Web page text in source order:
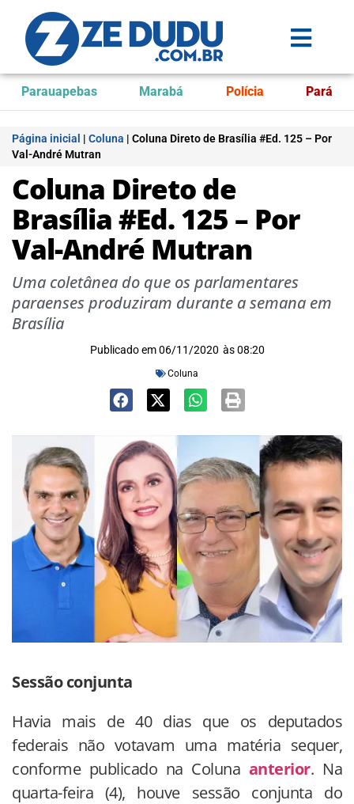
Parauapebas Marabá Polícia Pará
Página inicial | Coluna | Coluna Direto de Brasília #Ed. 125 – Por
Val-André Mutran
Coluna Direto de
Brasília #Ed. 125 – Por
Val-André Mutran
Uma coletânea do que os parlamentares
paraenses produziram durante a semana em
Brasília
Publicado em 06/11/2020 às 08:20
Coluna
Sessão conjunta
Havia mais de 40 dias que os deputados
federais não votavam uma matéria sequer,
conforme publicado na Coluna anterior. Na
quarta-feira (4), houve sessão conjunta do